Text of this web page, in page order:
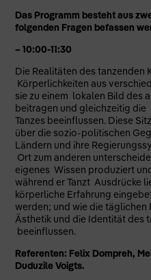
Das Programm besteht aus
folgenden Fragen befassen
– 10:00-11:30
Die Realitäten des tanzenden
Körperlichkeiten aus
sie zu einem lokalen Bild des
beitragen und gleichzeitig die
Tanzes beeinflussen. Diese
über die sozio-politischen
Ländern und ihre
Ort zum anderen
eigenes Wissen produziert
während er Tanzt Ausdrücke
körperliche Erfahrung
werden; und wie die täglichen
Ästhetik und die Identität des
beeinflussen.
Referenten: Felix Dompreh,
Duduzile Voigts.